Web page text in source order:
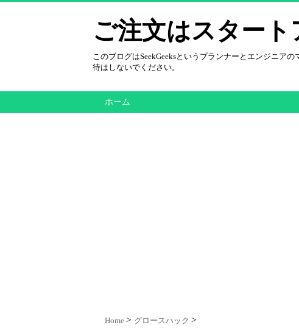
ご注文はスタート
このブログはSeekGeeksというプランナーとエンジニア
待はしないでください。
ホーム
Home グロースハック